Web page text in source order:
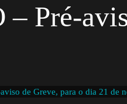
Pré-
de Greve, para o dia 21 de